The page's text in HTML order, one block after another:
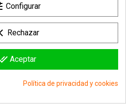

Configurar
Rechazar
Aceptar
Política de privacidad y cookies